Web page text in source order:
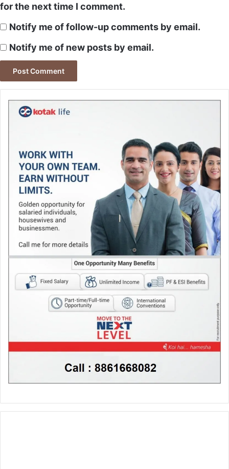
for the next time I comment.
Notify me of follow-up comments by email.
Notify me of new posts by email.